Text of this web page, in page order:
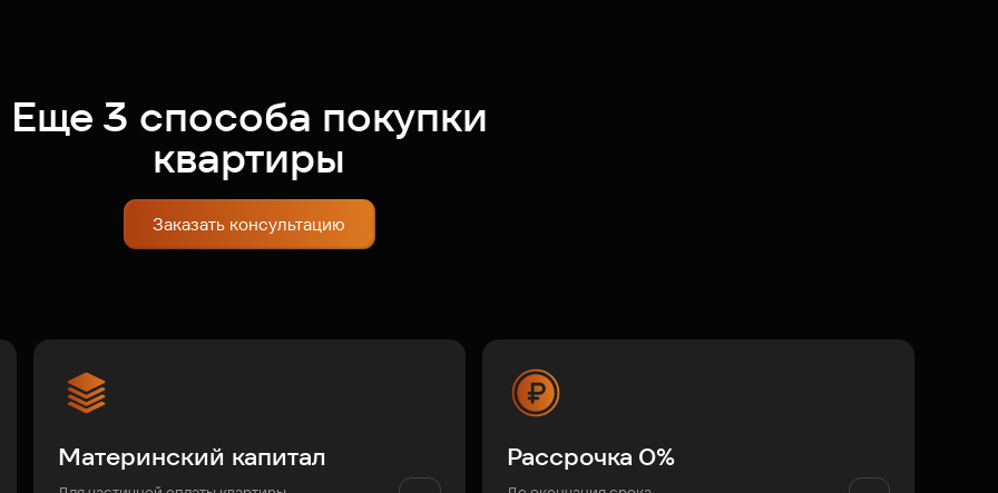
Еще 3 способа покупки
квартиры
Заказать консультацию
Материнский капитал Рассрочка 0%